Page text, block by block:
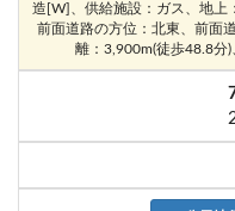
造[W]、供給施設：ガス、地上
前面道路の方位：北東、前面
離：3,900m(徒歩48.8分